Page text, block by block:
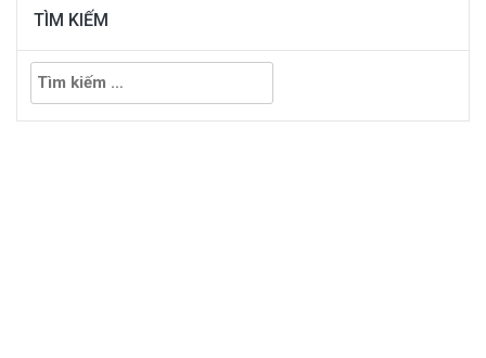
TÌM KIẾM
Tìm
kiếm
cho: